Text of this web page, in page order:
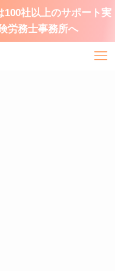
100社以上のサポート実
労務士事務所へ